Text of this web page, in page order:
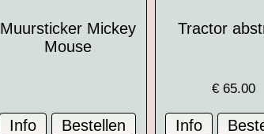
Muursticker Mickey
Mouse
Tractor
€65.00